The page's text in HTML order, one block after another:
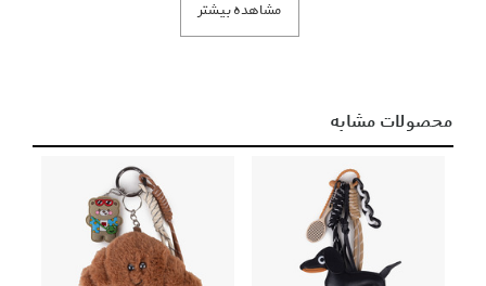
مشاهده بیشتر
محصولات مشابه